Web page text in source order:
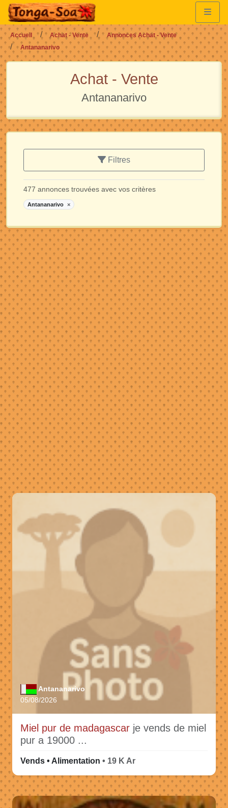
Accueil Achat - Vente
Annonces Achat - Vente
Antananarivo
Achat - Vente
Antananarivo
Filtres
477 annonces trouvées avec vos critères
Antananarivo ×
Antananarivo
05/08/2026
Miel pur de madagascar je vends de miel
pur a 19000 ...
Vends • Alimentation • 19 K Ar